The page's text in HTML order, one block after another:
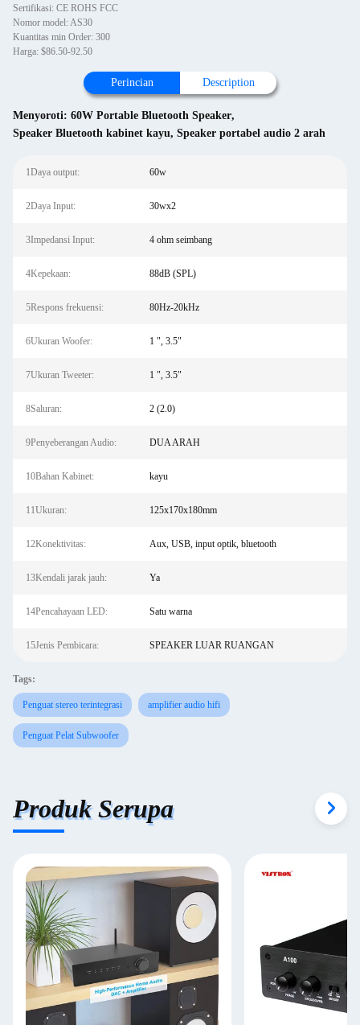
Sertifikasi: CE ROHS FCC
Nomor model: AS30
Kuantitas min Order: 300
Harga: $86.50-92.50
Perincian Description
Menyoroti: 60W Portable Bluetooth Speaker,
Speaker Bluetooth kabinet kayu, Speaker portabel audio 2 arah
1Daya output: 60w
2Daya Input: 30wx2
3Impedansi Input: 4 ohm seimbang
4Kepekaan: 88dB (SPL)
5Respons frekuensi: 80Hz-20kHz
6Ukuran Woofer: 1 ", 3.5"
7Ukuran Tweeter: 1 ", 3.5"
8Saluran: 2 (2.0)
9Penyeberangan Audio: DUA ARAH
10Bahan Kabinet: kayu
11Ukuran: 125x170x180mm
12Konektivitas: Aux, USB, input optik, bluetooth
13Kendali jarak jauh: Ya
14Pencahayaan LED: Satu warna
15Jenis Pembicara: SPEAKER LUAR RUANGAN
Tags:
Penguat stereo terintegrasi amplifier audio hifi
Penguat Pelat Subwoofer
Produk Serupa